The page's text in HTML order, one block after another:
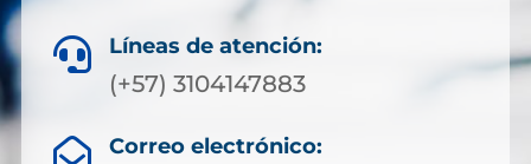
 Líneas de atención:
(+57) 3104147883
 Correo electrónico: